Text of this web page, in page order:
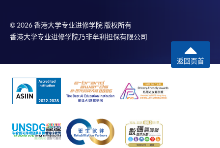
© 2026 香港大学专业进修学院 版权所有
香港大学专业进修学院乃非牟利担保有限公司
返回页首